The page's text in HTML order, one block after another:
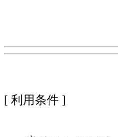
[ 利用条件 ]